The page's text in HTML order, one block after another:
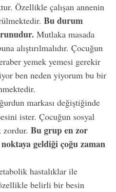
Özellikle çalışan annenin
Bu durum
Mutlaka masada
alıştırılmalıdır. Çocuğun
yemek yemesi gerekir
ben neden yiyorum bu bir
markası değiştiğinde
ister. Çocuğun sosyal
zordur. Bu grup en zor
geldiği çoğu zaman
hastalıklar ile
belirli bir besin